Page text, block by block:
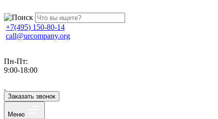
+7(495) 150-80-14
call@urcompany.org
Пн-Пт:
9:00-18:00
Заказать звонок
Меню